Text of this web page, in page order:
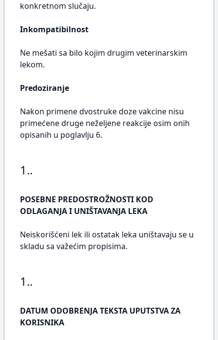
konkretnom slučaju.
Inkompatibilnost
Ne mešati sa bilo kojim drugim veterinarskim
lekom.
Predoziranje
Nakon primene dvostruke doze vakcine nisu
primećene druge neželjene reakcije osim onih
opisanih u poglavlju 6.
1..
POSEBNE PREDOSTROŽNOSTI KOD
ODLAGANJA I UNIŠTAVANJA LEKA
Neiskorišćeni lek ili ostatak leka uništavaju se u
skladu sa važećim propisima.
1..
DATUM ODOBRENJA TEKSTA UPUTSTVA ZA
KORISNIKA